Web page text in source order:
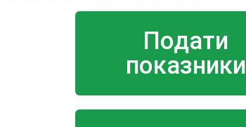
Подати
показники